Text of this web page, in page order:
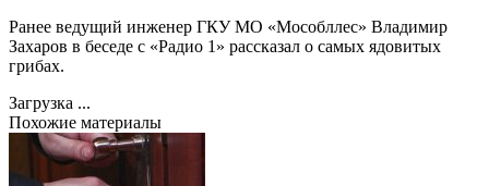
Ранее ведущий инженер ГКУ МО «Мособллес» Владимир
Захаров в беседе с «Радио 1» рассказал о самых ядовитых
грибах.
Загрузка ...
Похожие материалы